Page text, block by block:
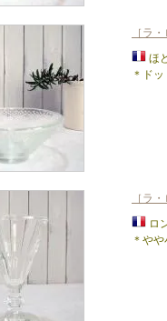
［ラ
ほ
＊ド
［ラ
ロ
＊や